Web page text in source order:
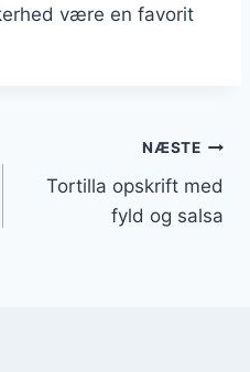
være en favorit
NÆSTE
Tortilla opskrift med
fyld og salsa